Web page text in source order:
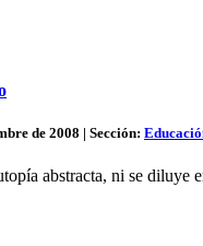
de 2008 | Sección:
abstracta, ni se diluye